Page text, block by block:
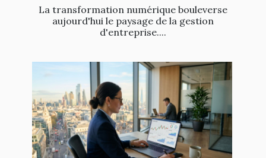
La transformation numérique bouleverse
aujourd'hui le paysage de la gestion
d'entreprise....